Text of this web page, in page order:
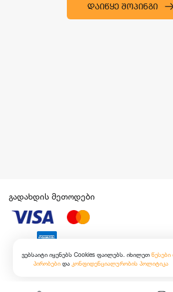
ᲓᲐᲘᲬᲧᲔ ᲨᲝᲞᲘᲜᲒᲘ
ვებსაიტი იყენებს Cookies ფაილებს. იხილეთ წესები
პირობები და კონფიდენციალურობის პოლიტიკა
გადახდის მეთოდები